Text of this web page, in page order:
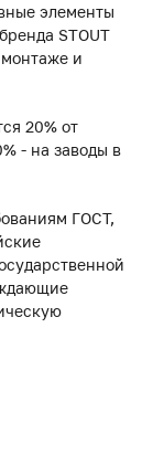
элементы
STOUT
монтаже и
20% от
- на заводы в
ГОСТ,